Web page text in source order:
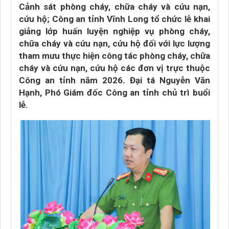
Cảnh sát phòng cháy, chữa cháy và cứu nạn,
cứu hộ; Công an tỉnh Vĩnh Long tổ chức lễ khai
giảng lớp huấn luyện nghiệp vụ phòng cháy,
chữa cháy và cứu nạn, cứu hộ đối với lực lượng
tham mưu thực hiện công tác phòng cháy, chữa
cháy và cứu nạn, cứu hộ các đơn vị trực thuộc
Công an tỉnh năm 2026. Đại tá Nguyễn Văn
Hạnh, Phó Giám đốc Công an tỉnh chủ trì buổi
lễ.